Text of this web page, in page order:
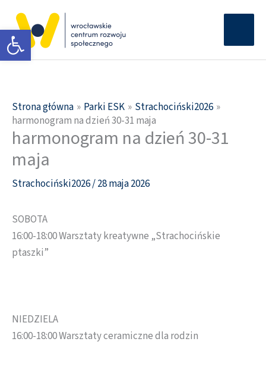
Otwórz pasek narzędzi
treści
Strona główna Parki ESK
Strachociński2026
harmonogram na dzień 30-31 maja
harmonogram na dzień 30-31
maja
Strachociński2026/28 maja 2026
SOBOTA
16:00-18:00 Warsztaty kreatywne „Strachocińskie
ptaszki”
NIEDZIELA
16:00-18:00 Warsztaty ceramiczne dla rodzin